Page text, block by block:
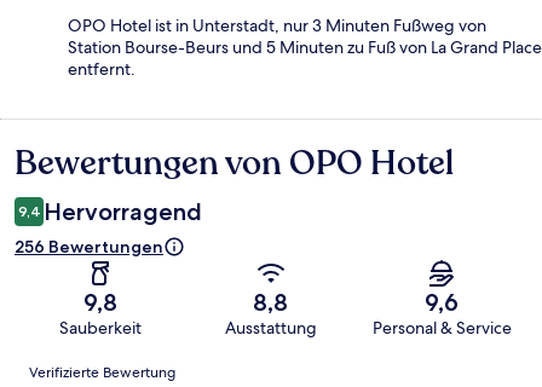
OPO Hotel ist in Unterstadt, nur 3 Minuten Fußweg von
Station Bourse-Beurs und 5 Minuten zu Fuß von La Grand Place
entfernt.
Bewertungen
Bewertungen von OPO Hotel
9,4 Hervorragend
256 Bewertungen
9,8
Sauberkeit
8,8
Ausstattung
9,6
Personal & Service
Bewertungen
Verifizierte Bewertung